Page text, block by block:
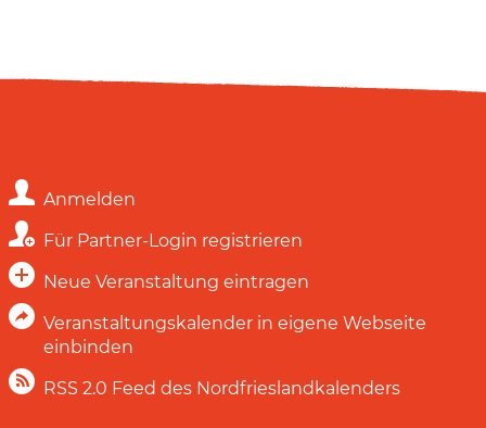
Anmelden
Für Partner-Login registrieren
Neue Veranstaltung eintragen
Veranstaltungskalender in eigene Webseite
einbinden
RSS 2.0 Feed des Nordfrieslandkalenders